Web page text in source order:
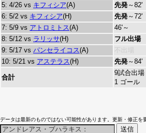
5: 4/26 vs キフィシア(A) 先発～82'
6: 5/2 vs キフィシア(H) 先発～72'
7: 5/9 vs アトロミトス(A) 46'～
8: 5/12 vs ラリッサ(H) フル出場
9: 5/17 vs パンセライコス(A) 不出場
10: 5/21 vs アステラス(H) 先発～84'
合計
9試合出場
1 ゴール
データは最新のものではない可能性があります。更新・修正を